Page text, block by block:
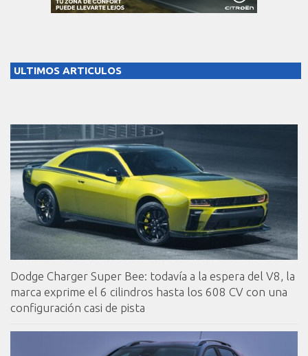
ULTIMOS ARTICULOS
Dodge Charger Super Bee: todavía a la espera del V8, la
marca exprime el 6 cilindros hasta los 608 CV con una
configuración casi de pista